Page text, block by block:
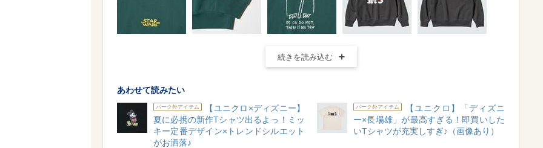
続きを読み込む
あわせて読みたい
パーク外アイテム
【ユニクロ×ディズニー】
夏に必携の新作Tシャツ出るよっ！ミッ
キー定番デザイン×トレンドシルエット
がお洒落♪
パーク外アイテム
【ユニクロ】「ディズニ
ー×長場雄」が最高すぎる！即買いした
いTシャツが充実しすぎ♪（画像あり）